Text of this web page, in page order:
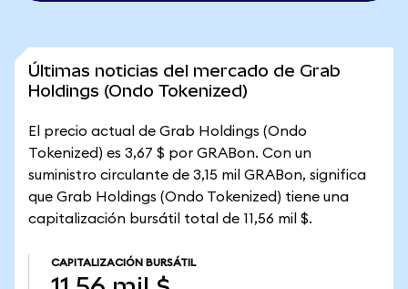
Últimas noticias del mercado de Grab
Holdings (Ondo Tokenized)
El precio actual de Grab Holdings (Ondo
Tokenized) es 3,67 $ por GRABon. Con un
suministro circulante de 3,15 mil GRABon, significa
que Grab Holdings (Ondo Tokenized) tiene una
capitalización bursátil total de 11,56 mil $.
CAPITALIZACIÓN BURSÁTIL